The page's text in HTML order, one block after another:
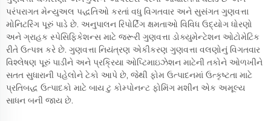
પરંપરાગત મેન્યુઅલ પદ્ધતિઓ કરતાં વધુ વિગતવાર અને સુસંગત ગુણવત્તા
મોનિટરિંગ પૂરું પાડે છે. અનુપાલન રિપોર્ટિંગ ક્ષમતાઓ વિવિધ ઉદ્યોગ ધોરણો
અને ગ્રાહક સ્પેસિફિકેશન્સ માટે જરૂરી ગુણવત્તા ડોક્યુમેન્ટેશન ઓટોમેટિક
રીતે ઉત્પન્ન કરે છે. ગુણવત્તા નિયંત્રણ એકીકરણ ગુણવત્તા વલણોનું વિગતવાર
વિશ્લેષણ પૂરું પાડીને અને પ્રક્રિયા ઓપ્ટિમાઇઝેશન માટેની તકોને ઓળખીને
સતત સુધારાની પહેલોને ટેકો આપે છે, જેથી ફોમ ઉત્પાદનમાં ઉત્કૃષ્ટતા માટે
પ્રતિબદ્ધ ઉત્પાદકો માટે બાય ટુ કોમ્પોનન્ટ ફોમિંગ મશીન એક અમૂલ્ય
સાધન બની જાય છે.